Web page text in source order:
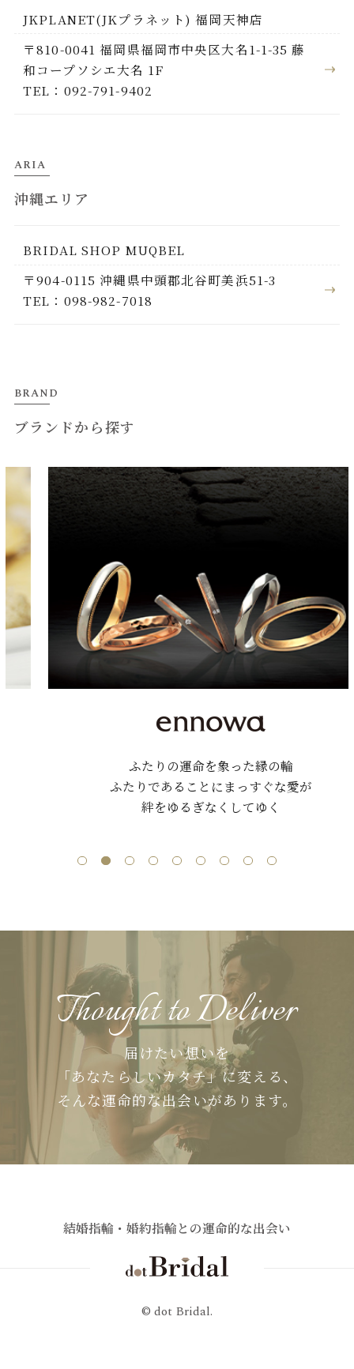
JKPLANET(JKプラネット) 福岡天神店
〒810-0041 福岡県福岡市中央区大名1-1-35 藤
和コープソシエ大名 1F
TEL：092-791-9402
ARIA
沖縄エリア
BRIDAL SHOP MUQBEL
〒904-0115 沖縄県中頭郡北谷町美浜51-3
TEL：098-982-7018
BRAND
ブランドから探す
ふたりの運命を象った縁の輪
ふたりであることにまっすぐな愛が
絆をゆるぎなくしてゆく
Thought to Deliver
届けたい想いを
「あなたらしいカタチ」に変える、
そんな運命的な出会いがあります。
結婚指輪・婚約指輪との運命的な出会い
© dot Bridal.